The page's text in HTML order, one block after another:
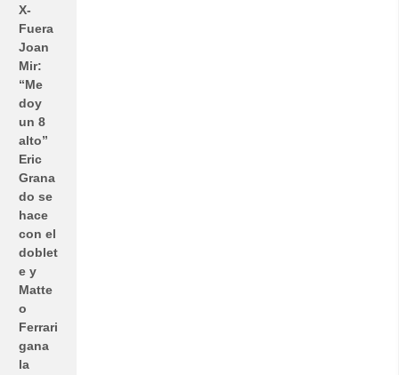
X-
Fuera
Joan
Mir:
“Me
doy
un 8
alto”
Eric
Grana
do se
hace
con el
doblet
e y
Matte
o
Ferrari
gana
la